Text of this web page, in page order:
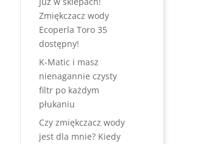
Zmiękczacz wody
Ecoperla Toro 35
dostępny!
K-Matic i masz
nienagannie czysty
filtr po każdym
płukaniu
Czy zmiękczacz wody
jest dla mnie? Kiedy